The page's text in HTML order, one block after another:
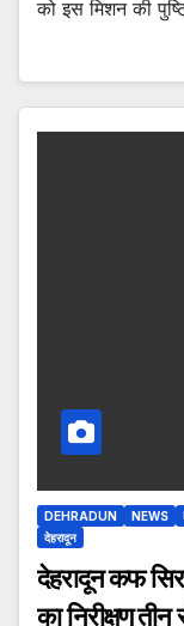
को इस मिशन की
DEHRADUN NEWS
देहरादून
देहरादून कफ
का निरीक्षण